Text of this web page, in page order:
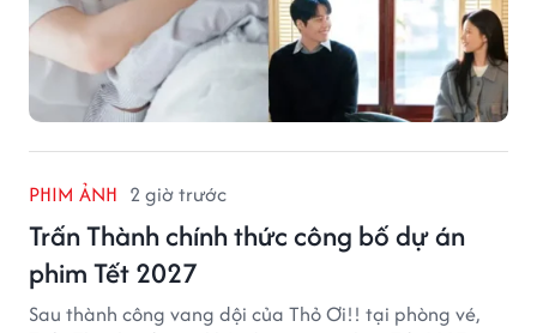
PHIM ẢNH 2 giờ trước
Trấn Thành chính thức công bố dự án
phim Tết 2027
Sau thành công vang dội của Thỏ Ơi!! tại phòng vé,